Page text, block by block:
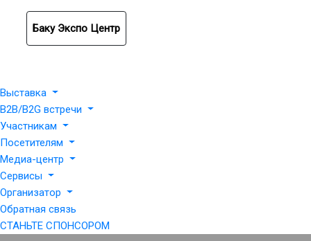
Баку Экспо Центр
Выставка
B2B/B2G встречи
Участникам
Посетителям
Медиа-центр
Сервисы
Организатор
Обратная связь
СТАНЬТЕ СПОНСОРОМ